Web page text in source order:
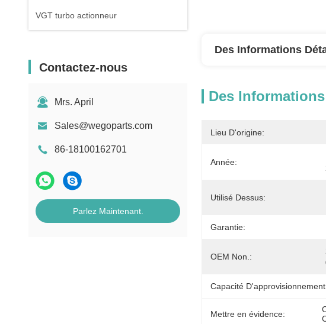
VGT turbo actionneur
Contactez-nous
Mrs. April
Sales@wegoparts.com
86-18100162701
Parlez Maintenant.
Des Informations
Des
Lieu D'origine:
Année:
Utilisé Dessus:
Garantie:
OEM Non.:
Capacité
Mettre en évidence: